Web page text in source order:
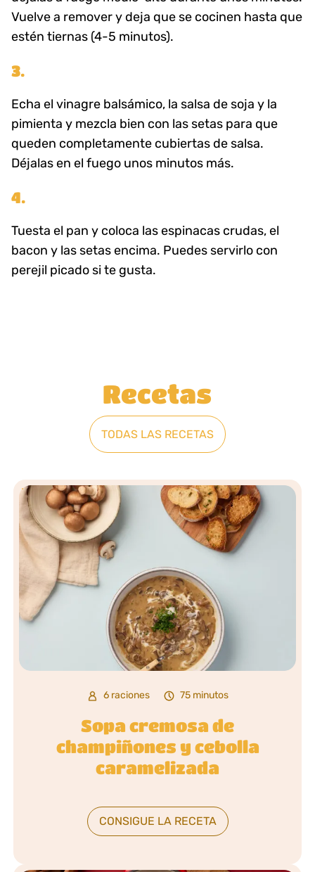
Vuelve a remover y deja que se cocinen hasta que
estén tiernas (4-5 minutos).
3.
Echa el vinagre balsámico, la salsa de soja y la
pimienta y mezcla bien con las setas para que
queden completamente cubiertas de salsa.
Déjalas en el fuego unos minutos más.
4.
Tuesta el pan y coloca las espinacas crudas, el
bacon y las setas encima. Puedes servirlo con
perejil picado si te gusta.
Recetas
TODAS LAS RECETAS
6 raciones 75 minutos
Sopa cremosa de
champiñones y cebolla
caramelizada
CONSIGUE LA RECETA